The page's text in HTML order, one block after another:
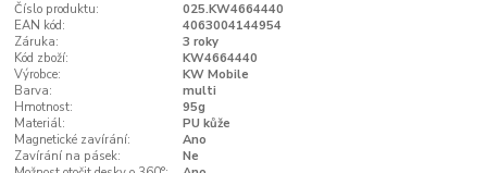
Číslo produktu:
025.KW4664440
EAN kód:
4063004144954
Záruka:
3 roky
Kód zboží:
KW4664440
Výrobce:
KW Mobile
Barva:
multi
Hmotnost:
95g
Materiál:
PU kůže
Magnetické zavírání:
Ano
Zavírání na pásek:
Ne